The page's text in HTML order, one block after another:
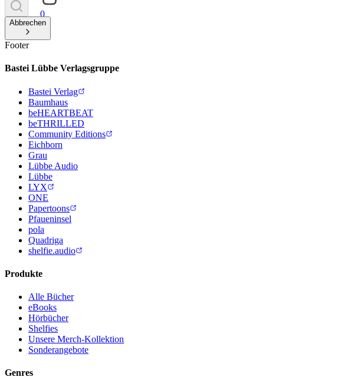
0
Abbrechen
Footer
Bastei Lübbe Verlagsgruppe
Bastei Verlag
Baumhaus
beHEARTBEAT
beTHRILLED
Community Editions
Eichborn
Grau
Lübbe Audio
Lübbe
LYX
ONE
Papertoons
Pfaueninsel
pola
Quadriga
shelfie.audio
Produkte
Alle Bücher
eBooks
Hörbücher
Shelfies
Unsere Merch-Kollektion
Sonderangebote
Genres